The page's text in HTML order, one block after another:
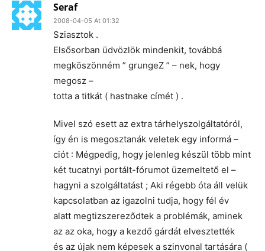
Seraf
2008-04-05 At 01:32
Sziasztok .
Elsősorban üdvözlök mindenkit, továbbá
megköszönném ” grungeZ ” – nek, hogy
megosz –
totta a titkát ( hastnake címét ) .
Mivel szó esett az extra tárhelyszolgáltatóról,
így én is megosztanák veletek egy informá –
ciót : Mégpedig, hogy jelenleg készül több mint
két tucatnyi portált-fórumot üzemeltető el –
hagyni a szolgáltatást ; Aki régebb óta áll velük
kapcsolatban az igazolni tudja, hogy fél év
alatt megtizszereződtek a problémák, aminek
az az oka, hogy a kezdő gárdát elvesztették
és az újak nem képesek a szinvonal tartására (